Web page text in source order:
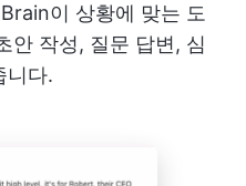
이 상황에 맞는 도
안 작성, 질문 답변, 심
니다.